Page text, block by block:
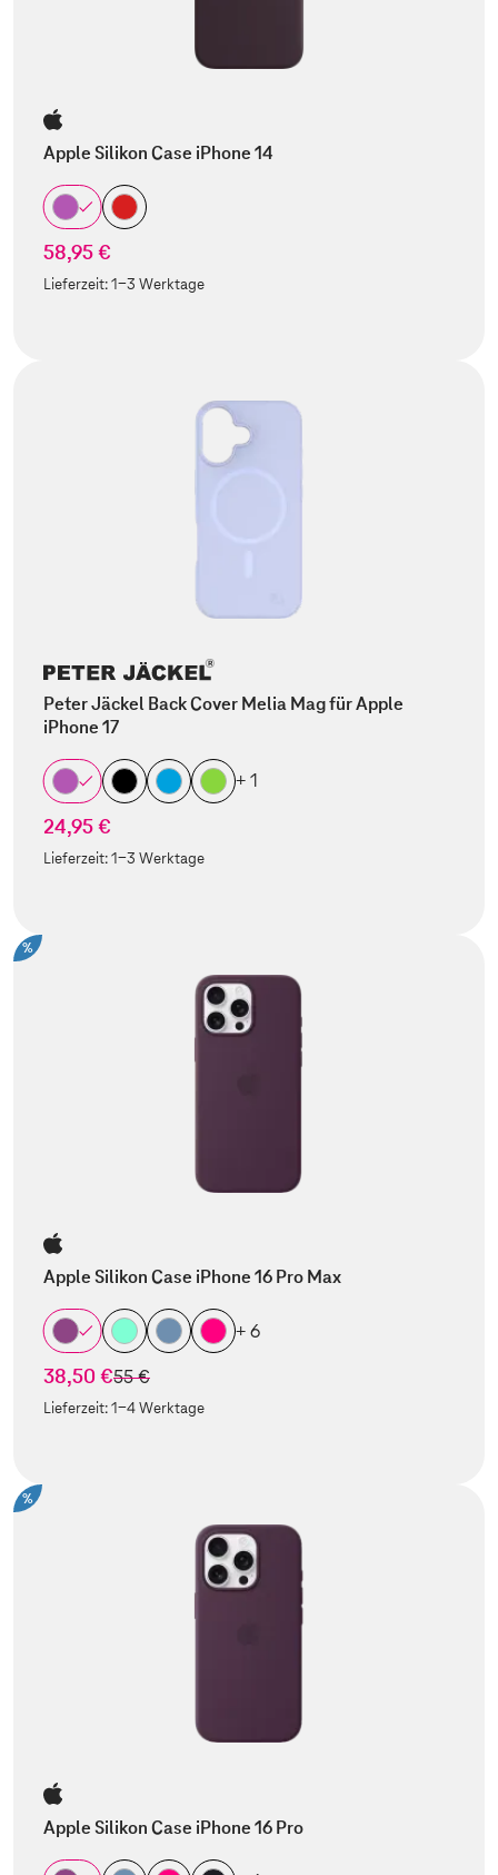
Apple Silikon Case iPhone 14
58,95 €
Lieferzeit:1-3 Werktage
Peter Jäckel Back Cover Melia Mag für Apple
iPhone 17
+ 1
24,95 €
Lieferzeit:1-3 Werktage
%
Apple Silikon Case iPhone 16 Pro Max
+ 6
38,50 €statt
55 €
Lieferzeit:1-4 Werktage
%
Apple Silikon Case iPhone 16 Pro